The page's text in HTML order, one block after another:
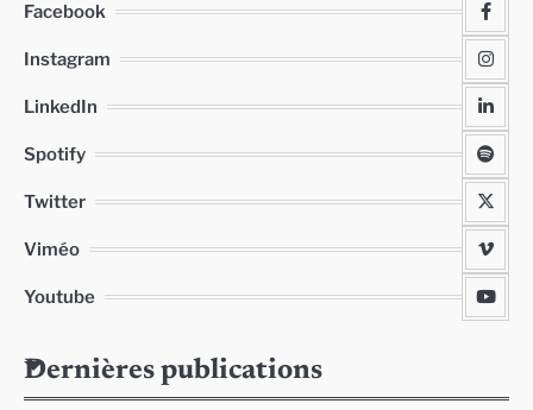
Facebook
Instagram
LinkedIn
Spotify
Twitter
Viméo
Youtube
Dernières publications